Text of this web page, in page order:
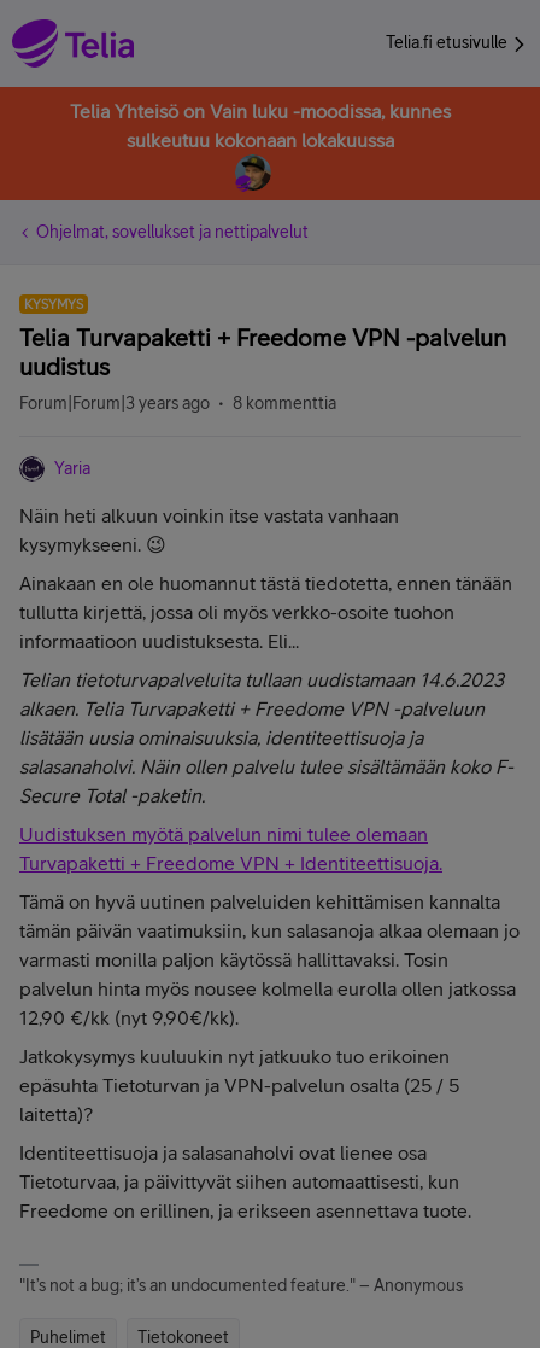
Telia.fi etusivulle
Telia Yhteisö on Vain luku -moodissa, kunnes
sulkeutuu kokonaan lokakuussa
Ohjelmat, sovellukset ja nettipalvelut
KYSYMYS
Telia Turvapaketti + Freedome VPN -palvelun
uudistus
Forum|Forum|3 years ago 8 kommenttia
Yaria
Näin heti alkuun voinkin itse vastata vanhaan
kysymykseeni. 😉
Ainakaan en ole huomannut tästä tiedotetta, ennen tänään
tullutta kirjettä, jossa oli myös verkko-osoite tuohon
informaatioon uudistuksesta. Eli...
Telian tietoturvapalveluita tullaan uudistamaan 14.6.2023
alkaen. Telia Turvapaketti + Freedome VPN -palveluun
lisätään uusia ominaisuuksia, identiteettisuoja ja
salasanaholvi. Näin ollen palvelu tulee sisältämään koko F-
Secure Total -paketin.
Uudistuksen myötä palvelun nimi tulee olemaan
Turvapaketti + Freedome VPN + Identiteettisuoja.
Tämä on hyvä uutinen palveluiden kehittämisen kannalta
tämän päivän vaatimuksiin, kun salasanoja alkaa olemaan jo
varmasti monilla paljon käytössä hallittavaksi. Tosin
palvelun hinta myös nousee kolmella eurolla ollen jatkossa
12,90 €/kk (nyt 9,90€/kk).
Jatkokysymys kuuluukin nyt jatkuuko tuo erikoinen
epäsuhta Tietoturvan ja VPN-palvelun osalta (25 / 5
laitetta)?
Identiteettisuoja ja salasanaholvi ovat lienee osa
Tietoturvaa, ja päivittyvät siihen automaattisesti, kun
Freedome on erillinen, ja erikseen asennettava tuote.
"It’s not a bug; it’s an undocumented feature." – Anonymous
Puhelimet Tietokoneet